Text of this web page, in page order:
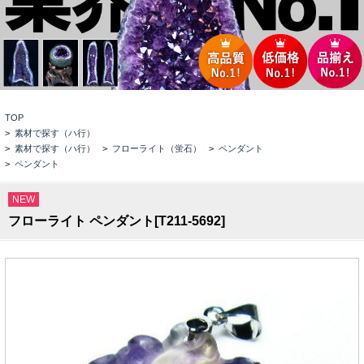
TOP
> 素材で探す（ハ行）
> 素材で探す（ハ行） > フローライト（蛍石） > ペンダント
> ペンダント
NEW
フローライト ペンダント[T211-5692]